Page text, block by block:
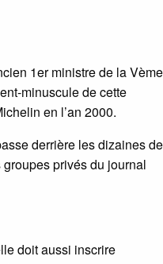
1er ministre de la Vème
minuscule de cette
en l’an 2000.
derrière les dizaines de
privés du journal
doit aussi inscrire